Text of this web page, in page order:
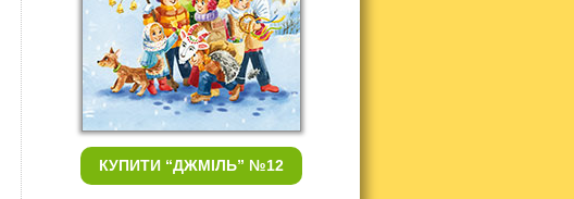
КУПИТИ “ДЖМІЛЬ” №12